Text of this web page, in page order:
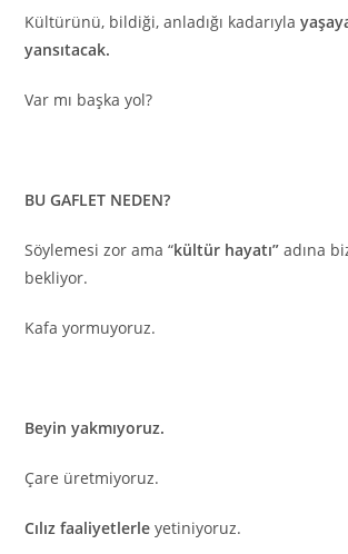
Kültürünü, bildiği, anladığı kadarıyla
yansıtacak.
Var mı başka yol?
BU GAFLET NEDEN?
Söylemesi zor ama “kültür hayatı” adına
bekliyor.
Kafa yormuyoruz.
Beyin yakmıyoruz.
Çare üretmiyoruz.
Cılız faaliyetlerle yetiniyoruz.